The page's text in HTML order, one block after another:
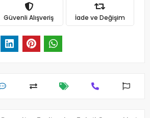
Güvenli Alışveriş İade ve Değişim